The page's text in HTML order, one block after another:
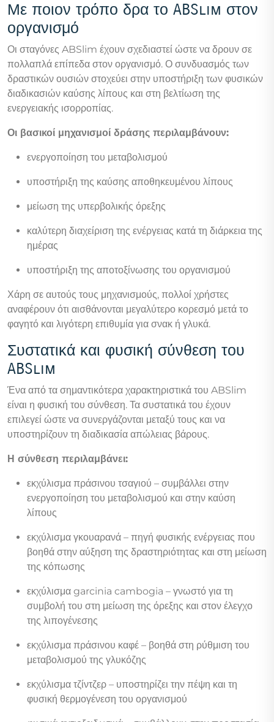
Με ποιον τρόπο δρα το ABSlim στον
οργανισμό
Οι σταγόνες ABSlim έχουν σχεδιαστεί ώστε να δρουν σε
πολλαπλά επίπεδα στον οργανισμό. Ο συνδυασμός των
δραστικών ουσιών στοχεύει στην υποστήριξη των φυσικών
διαδικασιών καύσης λίπους και στη βελτίωση της
ενεργειακής ισορροπίας.
Οι βασικοί μηχανισμοί δράσης περιλαμβάνουν:
ενεργοποίηση του μεταβολισμού
υποστήριξη της καύσης αποθηκευμένου λίπους
μείωση της υπερβολικής όρεξης
καλύτερη διαχείριση της ενέργειας κατά τη διάρκεια της
ημέρας
υποστήριξη της αποτοξίνωσης του οργανισμού
Χάρη σε αυτούς τους μηχανισμούς, πολλοί χρήστες
αναφέρουν ότι αισθάνονται μεγαλύτερο κορεσμό μετά το
φαγητό και λιγότερη επιθυμία για σνακ ή γλυκά.
Συστατικά και φυσική σύνθεση του
ABSlim
Ένα από τα σημαντικότερα χαρακτηριστικά του ABSlim
είναι η φυσική του σύνθεση. Τα συστατικά του έχουν
επιλεγεί ώστε να συνεργάζονται μεταξύ τους και να
υποστηρίζουν τη διαδικασία απώλειας βάρους.
Η σύνθεση περιλαμβάνει:
εκχύλισμα πράσινου τσαγιού – συμβάλλει στην
ενεργοποίηση του μεταβολισμού και στην καύση
λίπους
εκχύλισμα γκουαρανά – πηγή φυσικής ενέργειας που
βοηθά στην αύξηση της δραστηριότητας και στη μείωση
της κόπωσης
εκχύλισμα garcinia cambogia – γνωστό για τη
συμβολή του στη μείωση της όρεξης και στον έλεγχο
της λιπογένεσης
εκχύλισμα πράσινου καφέ – βοηθά στη ρύθμιση του
μεταβολισμού της γλυκόζης
εκχύλισμα τζίντζερ – υποστηρίζει την πέψη και τη
φυσική θερμογένεση του οργανισμού